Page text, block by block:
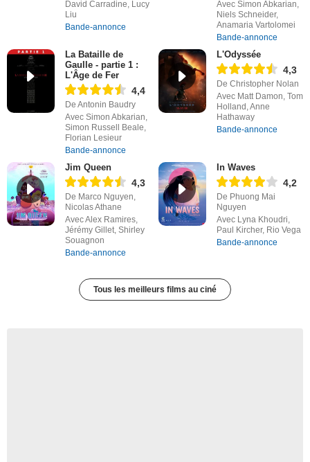
David Carradine, Lucy
Liu
Bande-annonce
Avec Simon Abkarian,
Niels Schneider,
Anamaria Vartolomei
Bande-annonce
La Bataille de
Gaulle - partie 1 :
L'Âge de Fer
4,4
De Antonin Baudry
Avec Simon Abkarian,
Simon Russell Beale,
Florian Lesieur
Bande-annonce
L'Odyssée
4,3
De Christopher Nolan
Avec Matt Damon, Tom
Holland, Anne
Hathaway
Bande-annonce
Jim Queen
4,3
De Marco Nguyen,
Nicolas Athane
Avec Alex Ramires,
Jérémy Gillet, Shirley
Souagnon
Bande-annonce
In Waves
4,2
De Phuong Mai
Nguyen
Avec Lyna Khoudri,
Paul Kircher, Rio Vega
Bande-annonce
Tous les meilleurs films au ciné